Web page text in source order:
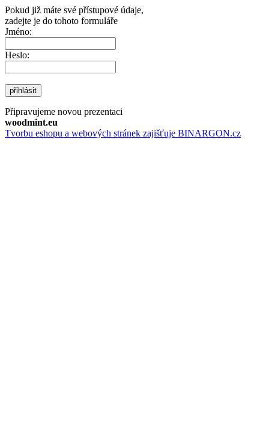
Pokud již máte své přístupové údaje,
zadejte je do tohoto formuláře
Jméno:
Heslo:
přihlásit
Připravujeme novou prezentaci
woodmint.eu
Tvorbu eshopu a webových stránek zajišťuje BINARGON.cz